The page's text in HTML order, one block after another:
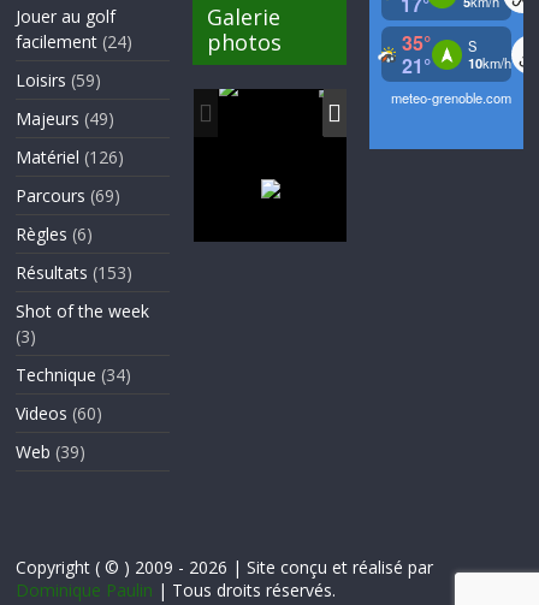
Jouer au golf
facilement (24)
Loisirs (59)
Majeurs (49)
Matériel (126)
Parcours (69)
Règles (6)
Résultats (153)
Shot of the week
(3)
Technique (34)
Videos (60)
Web (39)
Galerie
photos
Copyright ( © ) 2009 - 2026 | Site conçu et réalisé par
Dominique Paulin | Tous droits réservés.